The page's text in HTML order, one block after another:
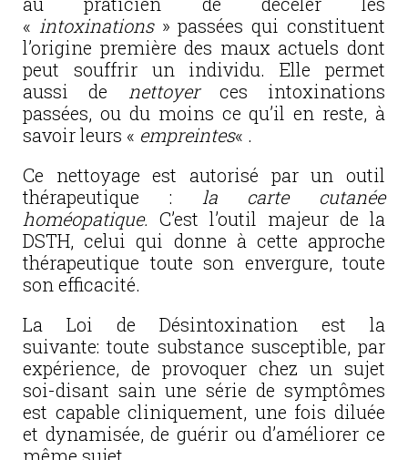
« intoxinations» passées qui constituent
l’origine première des maux actuels dont
peut souffrir un individu. Elle permet
aussi de nettoyer ces intoxinations
passées, ou du moins ce qu’il en reste, à
savoir leurs « empreintes« .
Ce nettoyage est autorisé par un outil
thérapeutique : la carte cutanée
homéopatique. C’est l’outil majeur de la
DSTH, celui qui donne à cette approche
thérapeutique toute son envergure, toute
son efficacité.
La Loi de Désintoxination est la
suivante: toute substance susceptible, par
expérience, de provoquer chez un sujet
soi-disant sain une série de symptômes
est capable cliniquement, une fois diluée
et dynamisée, de guérir ou d’améliorer ce